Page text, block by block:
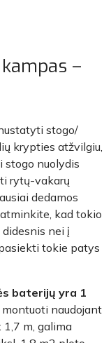
–
stogo/
krypties atžvilgiu,
stogo nuolydis
rytų-vakarų
dedamos
kad tokio
nei į
tokie patys
baterijų yra 1
montuoti naudojant
m, galima